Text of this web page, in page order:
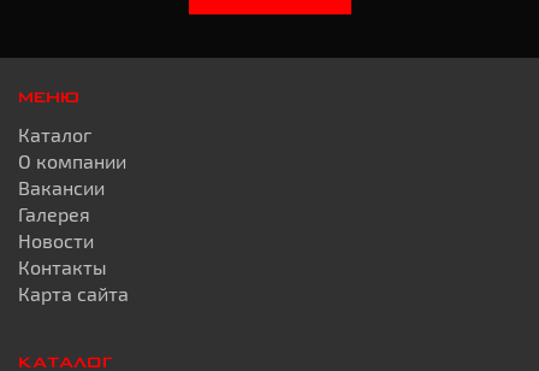
МЕНЮ
Каталог
О компании
Вакансии
Галерея
Новости
Контакты
Карта сайта
КАТАЛОГ